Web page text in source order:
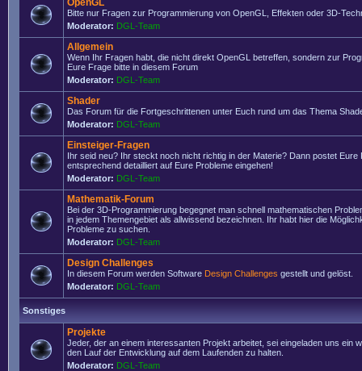
OpenGL
Bitte nur Fragen zur Programmierung von OpenGL, Effekten oder 3D-
Moderator: DGL-Team
Allgemein
Wenn Ihr Fragen habt, die nicht direkt OpenGL betreffen, sondern zur
Eure Frage bitte in diesem Forum
Moderator: DGL-Team
Shader
Das Forum für die Fortgeschrittenen unter Euch rund um das Thema
Moderator: DGL-Team
Einsteiger-Fragen
Ihr seid neu? Ihr steckt noch nicht richtig in der Materie? Dann postet Eure
entsprechend detailliert auf Eure Probleme eingehen!
Moderator: DGL-Team
Mathematik-Forum
Bei der 3D-Programmierung begegnet man schnell mathematischen
in jedem Themengebiet als allwissend bezeichnen. Ihr habt hier die
Probleme zu suchen.
Moderator: DGL-Team
Design Challenges
In diesem Forum werden Software Design Challenges gestellt und gelöst.
Moderator: DGL-Team
Sonstiges
Projekte
Jeder, der an einem interessanten Projekt arbeitet, sei eingeladen uns ein
den Lauf der Entwicklung auf dem Laufenden zu halten.
Moderator: DGL-Team